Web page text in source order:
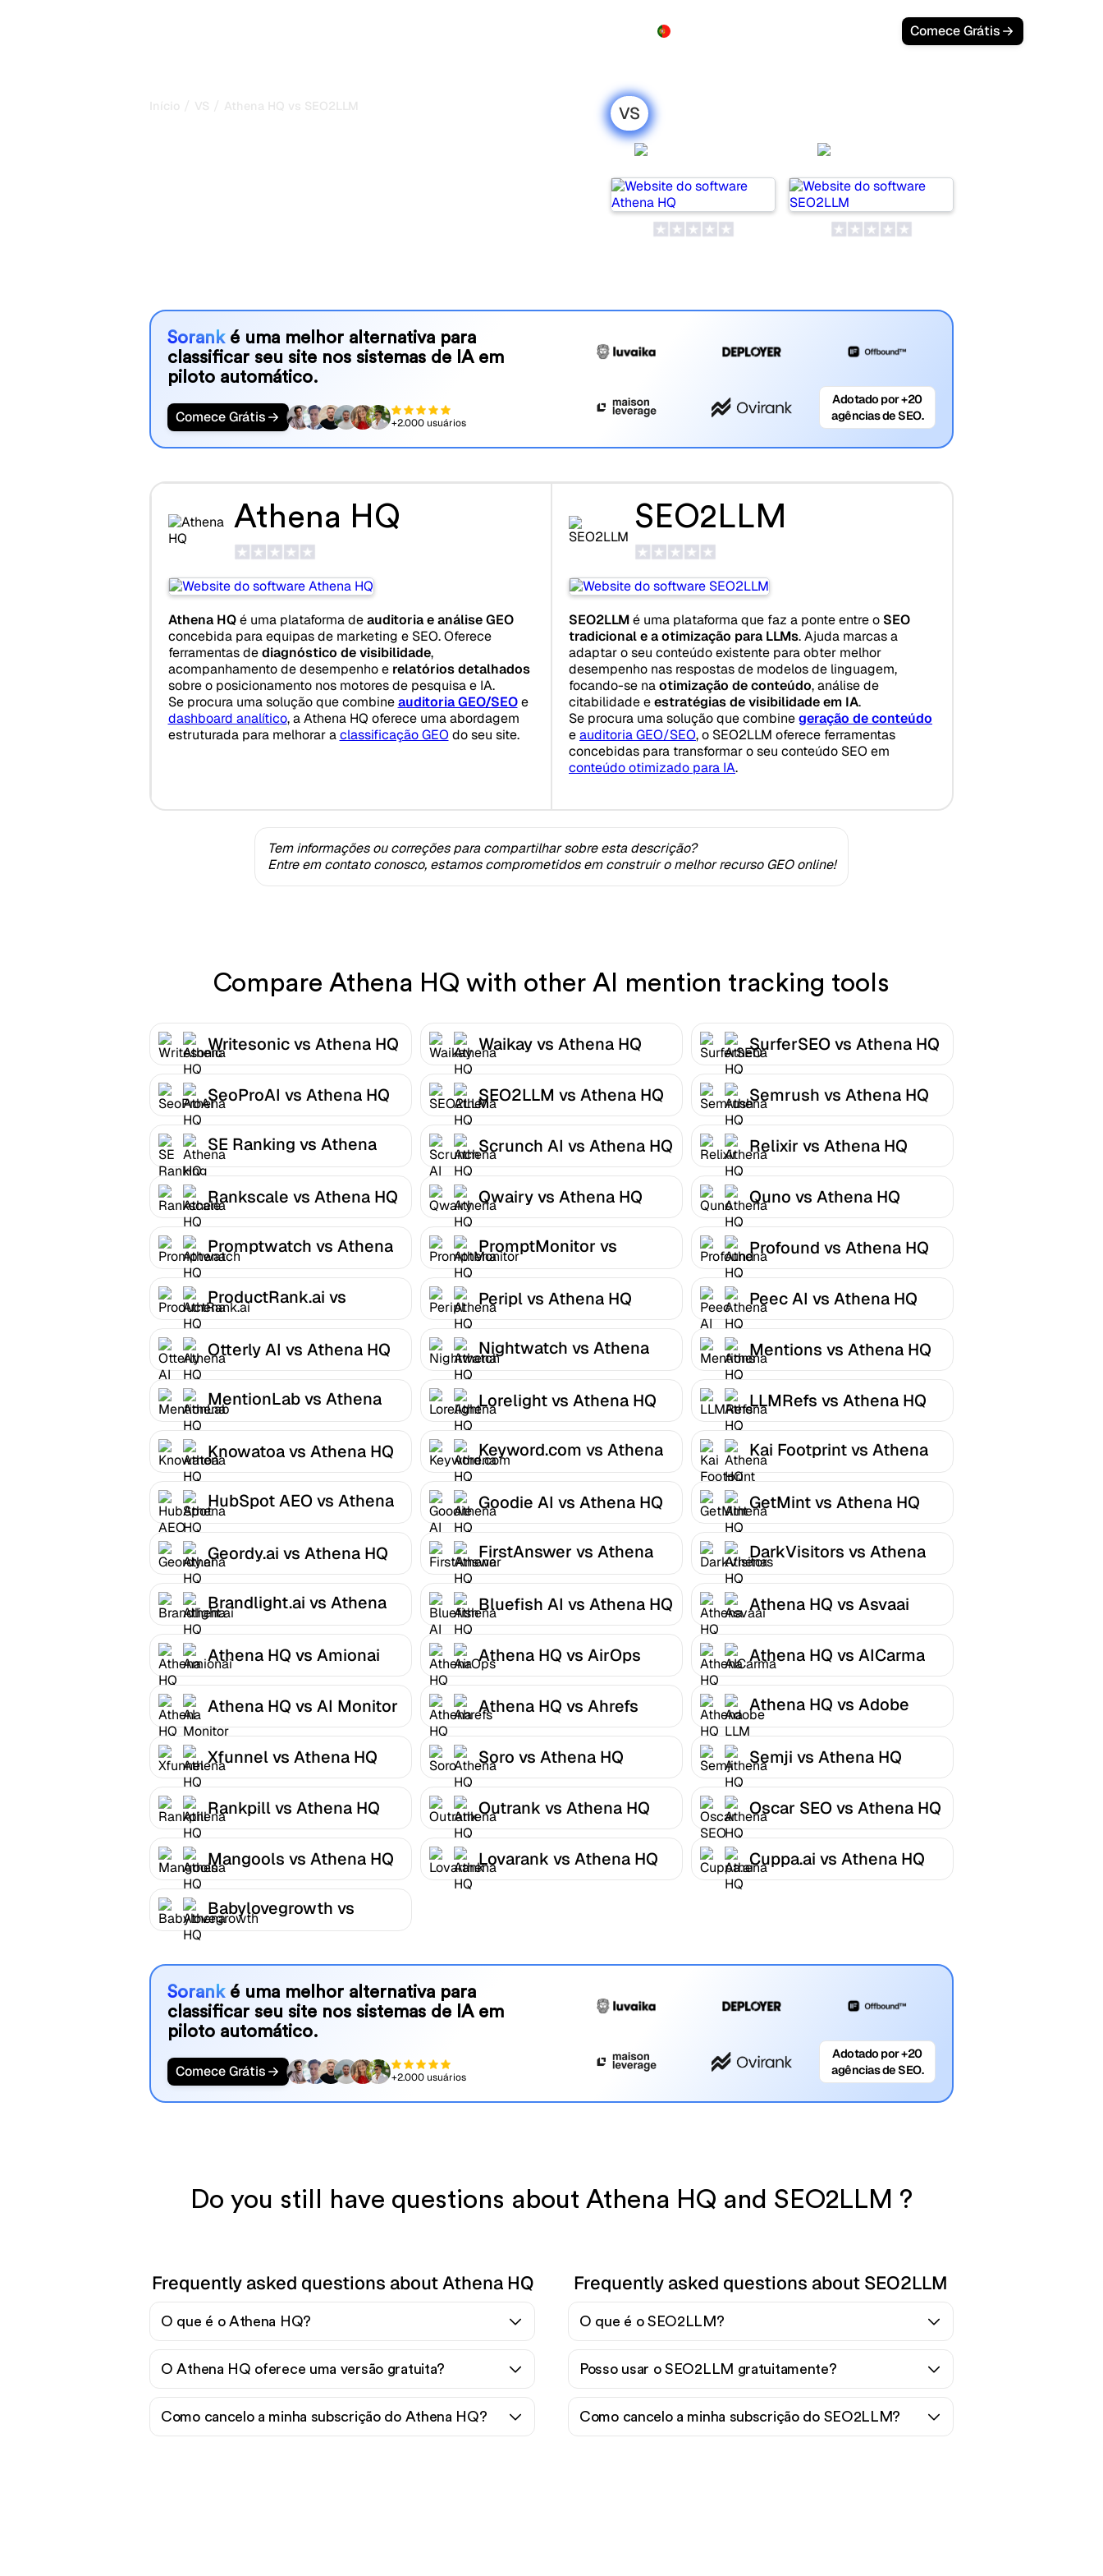
Comece Grátis
Início / VS / Athena HQ vs SEO2LLM VS
Sorank é uma melhor alternativa para
classificar seu site nos sistemas de IA em
piloto automático.
Comece Grátis +2.000 usuários
Adotado por +20
agências de SEO.
Athena HQ
Athena HQé uma plataforma deauditoria e análise GEO
concebida para equipas de marketing e SEO. Oferece
ferramentas dediagnóstico de visibilidade,
acompanhamento de desempenho e relatórios detalhados
sobre o posicionamento nos motores de pesquisa e IA.
Se procura uma solução que combineauditoria GEO/SEOe
dashboard analítico, a Athena HQ oferece uma abordagem
estruturada para melhorar aclassificação GEO do seu site.
SEO2LLM
SEO2LLMé uma plataforma que faz a ponte entre o SEO
tradicional e a otimização para LLMs. Ajuda marcas a
adaptar o seu conteúdo existente para obter melhor
desempenho nas respostas de modelos de linguagem,
focando-se naotimização de conteúdo, análise de
citabilidade eestratégias de visibilidade em IA.
Se procura uma solução que combinegeração de conteúdo
eauditoria GEO/SEO, o SEO2LLM oferece ferramentas
concebidas para transformar o seu conteúdo SEO em
conteúdo otimizado para IA.
Tem informações ou correções para compartilhar sobre esta descrição?
Entre em contato conosco, estamos comprometidos em construir o melhor recurso GEO online!
Compare Athena HQ with other AI mention tracking tools
Writesonic vs Athena HQ Waikay vs Athena HQ SurferSEO vs Athena HQ
SeoProAI vs Athena HQ SEO2LLM vs Athena HQ Semrush vs Athena HQ
SE Ranking vs Athena
HQ
Scrunch AI vs Athena HQ Relixir vs Athena HQ
Rankscale vs Athena HQ Qwairy vs Athena HQ Quno vs Athena HQ
Promptwatch vs Athena
HQ
PromptMonitor vs
Athena HQ
Profound vs Athena HQ
ProductRank.ai vs
Athena HQ
Peripl vs Athena HQ Peec AI vs Athena HQ
Otterly AI vs Athena HQ
Nightwatch vs Athena
HQ
Mentions vs Athena HQ
MentionLab vs Athena
HQ
Lorelight vs Athena HQ LLMRefs vs Athena HQ
Knowatoa vs Athena HQ
Keyword.com vs Athena
HQ
Kai Footprint vs Athena
HQ
HubSpot AEO vs Athena
HQ
Goodie AI vs Athena HQ GetMint vs Athena HQ
Geordy.ai vs Athena HQ
FirstAnswer vs Athena
HQ
DarkVisitors vs Athena
HQ
Brandlight.ai vs Athena
HQ
Bluefish AI vs Athena HQ Athena HQ vs Asvaai
Athena HQ vs Amionai Athena HQ vs AirOps Athena HQ vs AICarma
Athena HQ vs AI Monitor Athena HQ vs Ahrefs
Athena HQ vs Adobe
LLM Optimizer
Xfunnel vs Athena HQ
Soro vs Athena HQ Semji vs Athena HQ
Rankpill vs Athena HQ Outrank vs Athena HQ Oscar SEO vs Athena HQ
Mangools vs Athena HQ Lovarank vs Athena HQ Cuppa.ai vs Athena HQ
Babylovegrowth vs
Athena HQ
Sorank é uma melhor alternativa para
classificar seu site nos sistemas de IA em
piloto automático.
Comece Grátis +2.000 usuários
Adotado por +20
agências de SEO.
Do you still have questions about Athena HQ and SEO2LLM ?
Frequently asked questions about Athena HQ
O que é o Athena HQ?
O Athena HQ oferece uma versão gratuita?
Como cancelo a minha subscrição do Athena HQ?
Frequently asked questions about SEO2LLM
O que é o SEO2LLM?
Posso usar o SEO2LLM gratuitamente?
Como cancelo a minha subscrição do SEO2LLM?